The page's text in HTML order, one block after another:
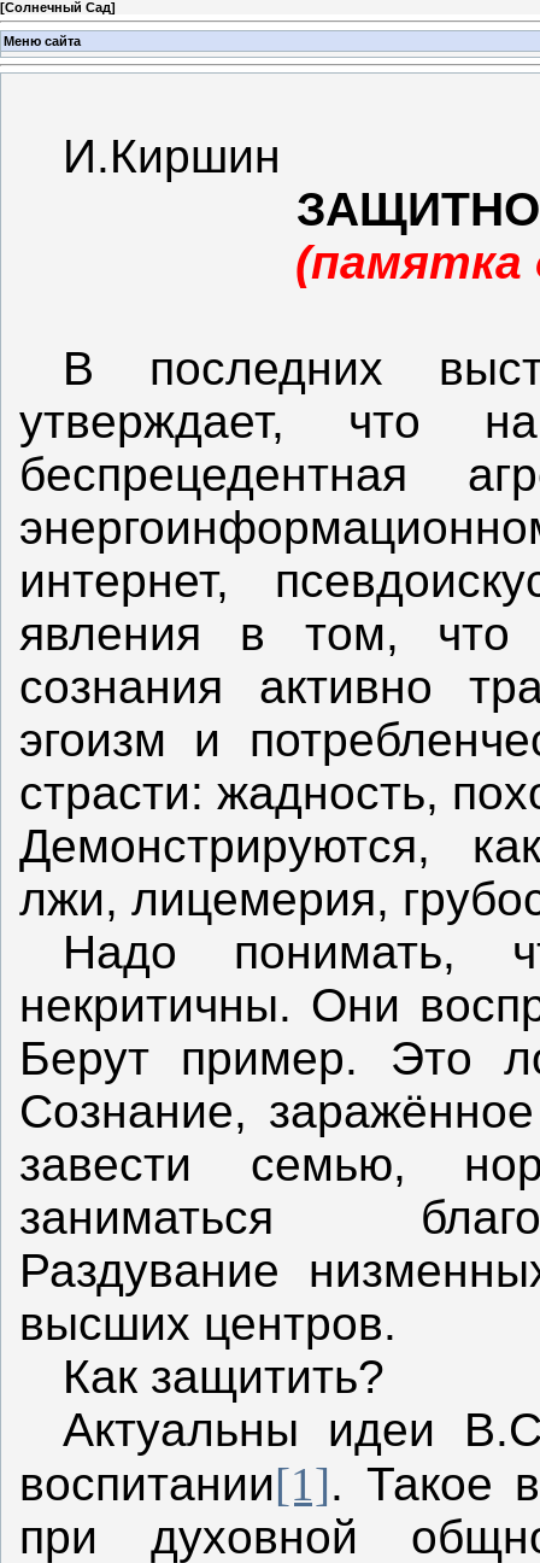
[Солнечный Сад]
Меню сайта
И.Киршин
(памятка
В последних
утверждает, что
беспрецедентная
интернет,
явления в том,
сознания активно
эгоизм и
страсти: жадность,
Демонстрируются,
лжи, лицемерия,
Надо понимать,
некритичны. Они
Берут пример. Это
Сознание,
завести семью,
заниматься
Раздувание
высших центров.
Как защитить?
Актуальны идеи
воспитании[1]. Такое
при духовной